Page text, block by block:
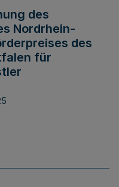
des
Nordrhein-
des
für